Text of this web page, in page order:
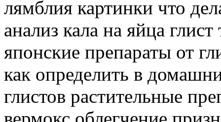
лямблия картинки что
анализ кала на яйца
японские препараты от
как определить в
глистов растительные